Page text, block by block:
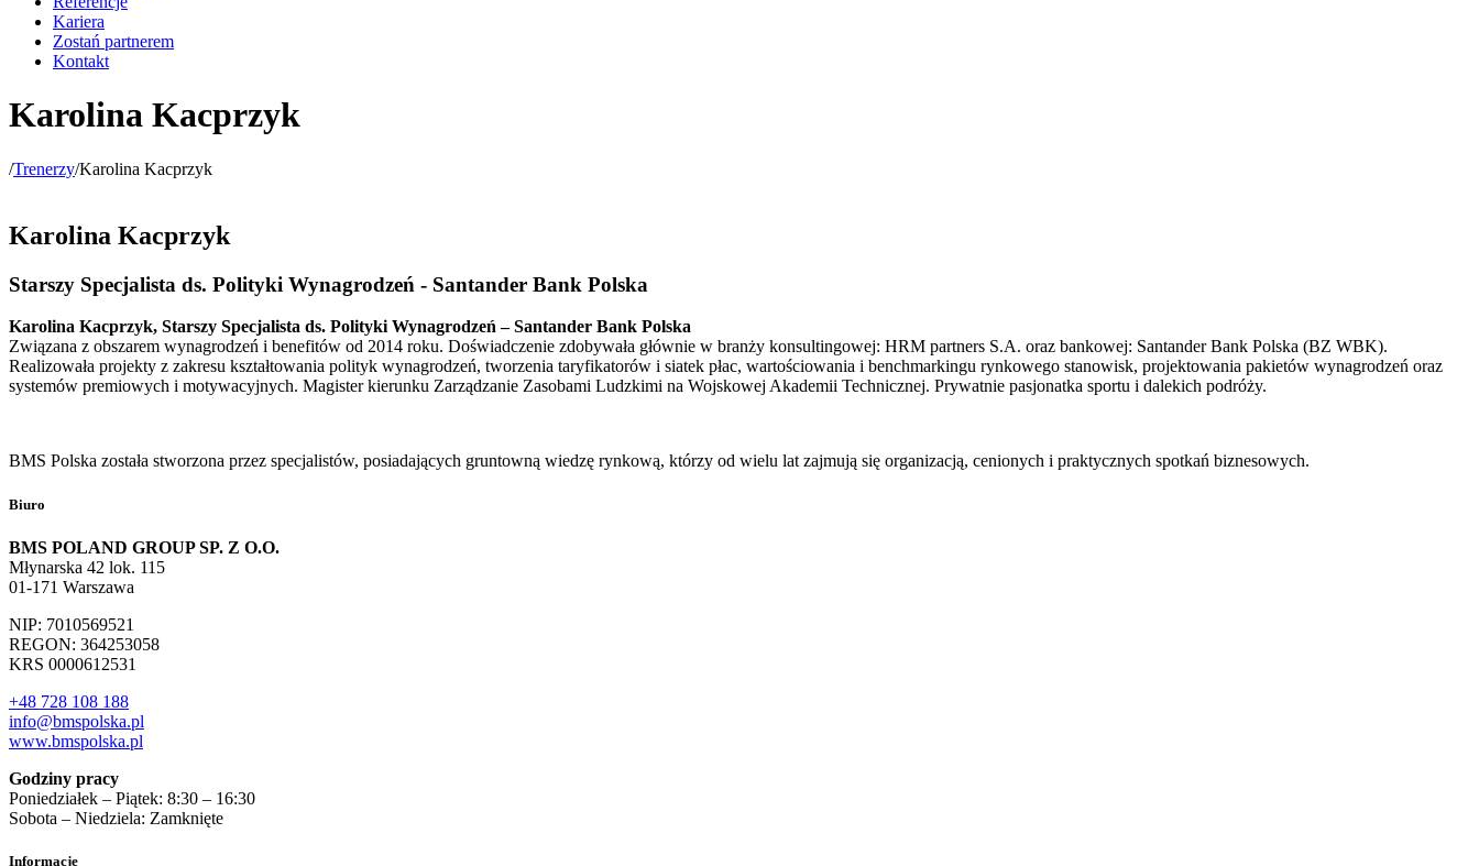
Kariera
Zostań partnerem
Kontakt
Karolina Kacprzyk
/Trenerzy/Karolina Kacprzyk
Karolina Kacprzyk
Starszy Specjalista ds. Polityki Wynagrodzeń - Santander Bank Polska
Karolina Kacprzyk, Starszy Specjalista ds. Polityki Wynagrodzeń – Santander Bank Polska
Związana z obszarem wynagrodzeń i benefitów od 2014 roku. Doświadczenie zdobywała głównie w branży konsultingowej: HRM partners S.A. oraz bankowej: Santander Bank Polska (BZ WBK).
Realizowała projekty z zakresu kształtowania polityk wynagrodzeń, tworzenia taryfikatorów i siatek płac, wartościowania i benchmarkingu rynkowego stanowisk, projektowania pakietów wynagrodzeń oraz
systemów premiowych i motywacyjnych. Magister kierunku Zarządzanie Zasobami Ludzkimi na Wojskowej Akademii Technicznej. Prywatnie pasjonatka sportu i dalekich podróży.
BMS Polska została stworzona przez specjalistów, posiadających gruntowną wiedzę rynkową, którzy od wielu lat zajmują się organizacją, cenionych i praktycznych spotkań biznesowych.
Biuro
BMS POLAND GROUP SP. Z O.O.
Młynarska 42 lok. 115
01-171 Warszawa
NIP: 7010569521
REGON: 364253058
KRS 0000612531
+48 728 108 188
info@bmspolska.pl
www.bmspolska.pl
Godziny pracy
Poniedziałek – Piątek: 8:30 – 16:30
Sobota – Niedziela: Zamknięte
Informacje